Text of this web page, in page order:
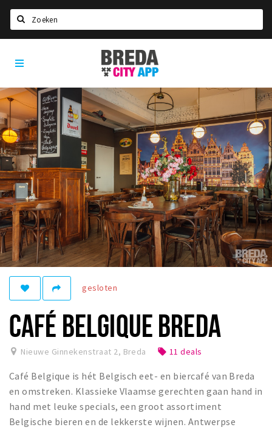
Home
Agenda
Deals
Party pics
Nieuws, interviews & blogs
Eten
Drinken
Slapen
Recreatief
Winkels
Winkelgebieden
Parkeren
Bezienswaardigheden
Musea, theaters & podia
Uitjes & activiteiten
Toeristische routes
Natuurgebieden
Breda
City
App
gesloten
CAFÉ BELGIQUE BREDA
Nieuwe Ginnekenstraat 2, Breda local_offer 11 deals
Café Belgique is hét Belgisch eet- en biercafé van Breda
en omstreken. Klassieke Vlaamse gerechten gaan hand in
hand met leuke specials, een groot assortiment
Belgische bieren en de lekkerste wijnen. Antwerpse